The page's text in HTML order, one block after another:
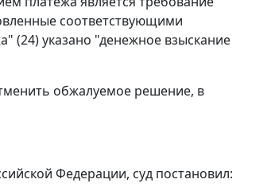
соответствующими
(24) указано "денежное взыскание
обжалуемое решение, в
Федерации, суд постановил: